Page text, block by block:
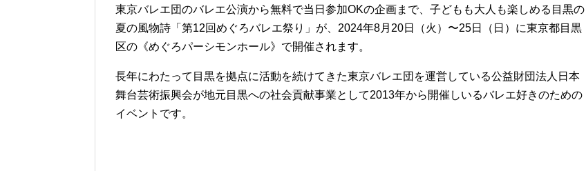
東京バレエ団のバレエ公演から無料で当日参加OKの企画まで、子どもも大人も楽しめる目黒の
夏の風物詩「第12回めぐろバレエ祭り」が、2024年8月20日（火）〜25日（日）に東京都目黒
区の《めぐろパーシモンホール》で開催されます。
長年にわたって目黒を拠点に活動を続けてきた東京バレエ団を運営している公益財団法人日本
舞台芸術振興会が地元目黒への社会貢献事業として2013年から開催しいるバレエ好きのための
イベントです。